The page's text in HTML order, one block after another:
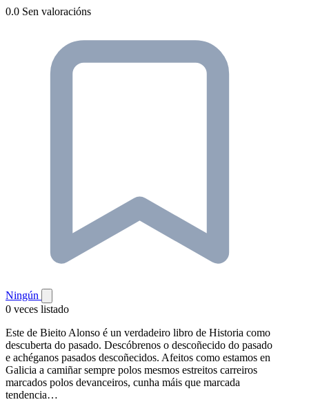
0.0 Sen valoracións
Ningún
0 veces listado
Este de Bieito Alonso é un verdadeiro libro de Historia como
descuberta do pasado. Descóbrenos o descoñecido do pasado
e achéganos pasados descoñecidos. Afeitos como estamos en
Galicia a camiñar sempre polos mesmos estreitos carreiros
marcados polos devanceiros, cunha máis que marcada
tendencia…